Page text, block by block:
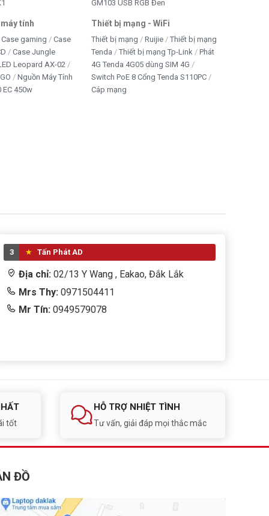
tính
Case gaming
Case
Case Jungle
Leopard AX-02
Nguồn Máy Tính
EC 450w
GM103 USB RGB Đen
Thiết bị mạng - WiFi
Thiết bị mạng Ruijie
Thiết bị mạng
Tenda
Thiết bị mạng Tp-Link
Phát
4G Tenda 4G05 dùng SIM 4G
Switch PoE 8 Cổng Tenda S110PC
Cáp mạng
3 Tấn Phát AD
Địa chỉ:02/13 Y Wang , Eakao, Đắk Lắk
Mrs Thy: 0971504411
Mr Tín: 0949579078
tốt
HỖ TRỢ NHIỆT TÌNH
Tư vấn, giải đáp mọi thắc mắc
ĐỒ